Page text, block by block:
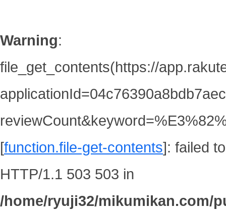
Warning:
file_get_contents(https://
[function.file-get-contents]: failed
HTTP/1.1 503 503 in
/home/ryuji32/mikumikan.com/